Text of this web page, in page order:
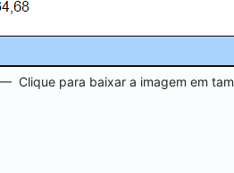
Clique para baixar a imagem em